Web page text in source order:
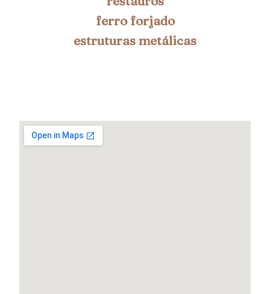
ferro forjado
estruturas metálicas